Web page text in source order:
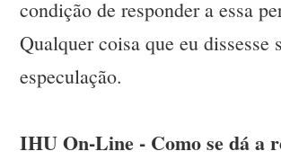
condição de responder a essa
Qualquer coisa que eu dissesse
especulação.
IHU On-Line - Como se dá a